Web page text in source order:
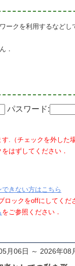
ークを利用するなど
．
パスワード:
.（チェックを外した
はずしてください．
できない方はこちら
ロックをoffにしてくだ
をご参照ください．
月06日 ～ 2026年08